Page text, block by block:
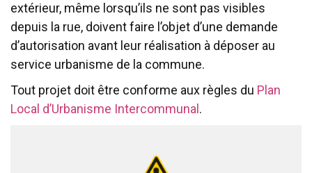
extérieur, même lorsqu’ils ne sont pas visibles
depuis la rue, doivent faire l’objet d’une demande
d’autorisation avant leur réalisation à déposer au
service urbanisme de la commune.
Tout projet doit être conforme aux règles du Plan
Local d’Urbanisme Intercommunal .